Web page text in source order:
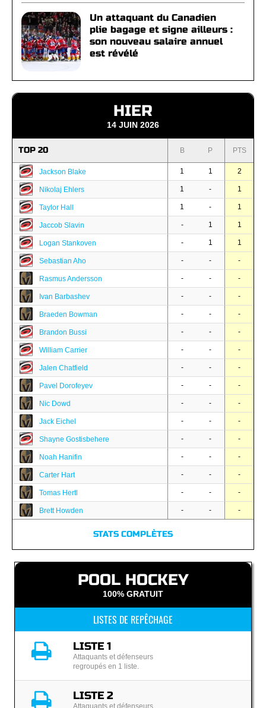
Un attaquant du Canadien
plie bagage et signe ailleurs :
son nouveau salaire annuel
est révélé
HIER
14 JUIN 2026
TOP 20 B P PTS
Jackson Blake 1 1 2
Nikolaj Ehlers 1 - 1
Taylor Hall 1 - 1
Jaccob Slavin - 1 1
Logan Stankoven - 1 1
Sebastian Aho - - -
Rasmus Andersson - - -
Ivan Barbashev - - -
Braeden Bowman - - -
Brandon Bussi - - -
William Carrier - - -
Jalen Chatfield - - -
Pavel Dorofeyev - - -
Nic Dowd - - -
Jack Eichel - - -
Shayne Gostisbehere - - -
Noah Hanifin - - -
Carter Hart - - -
Tomas Hertl - - -
Brett Howden - - -
STATS COMPLÈTES
POOL HOCKEY
100% GRATUIT
LISTES DE REPÊCHAGE
LISTE 1
Attaquants et défenseurs
regroupés en 1 liste.
LISTE 2
Attaquants et défenseurs